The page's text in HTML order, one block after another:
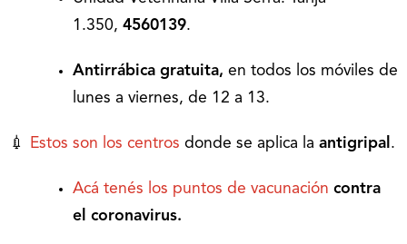
1.350, 4560139.
Antirrábica gratuita, en todos los móviles de
lunes a viernes, de 12 a 13.
💉 Estos son los centros donde se aplica la antigripal .
Acá tenés los puntos de vacunación contra
el coronavirus.